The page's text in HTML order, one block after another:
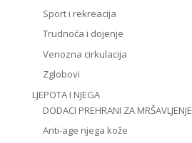
Sport i rekreacija
Trudnoća i dojenje
Venozna cirkulacija
Zglobovi
LJEPOTA I NJEGA
DODACI PREHRANI ZA MRŠAVLJENJE
Anti-age njega kože